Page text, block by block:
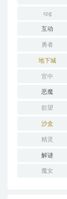
rpg
互动
勇者
地下城
官中
恶魔
欲望
沙盒
精灵
解谜
魔女